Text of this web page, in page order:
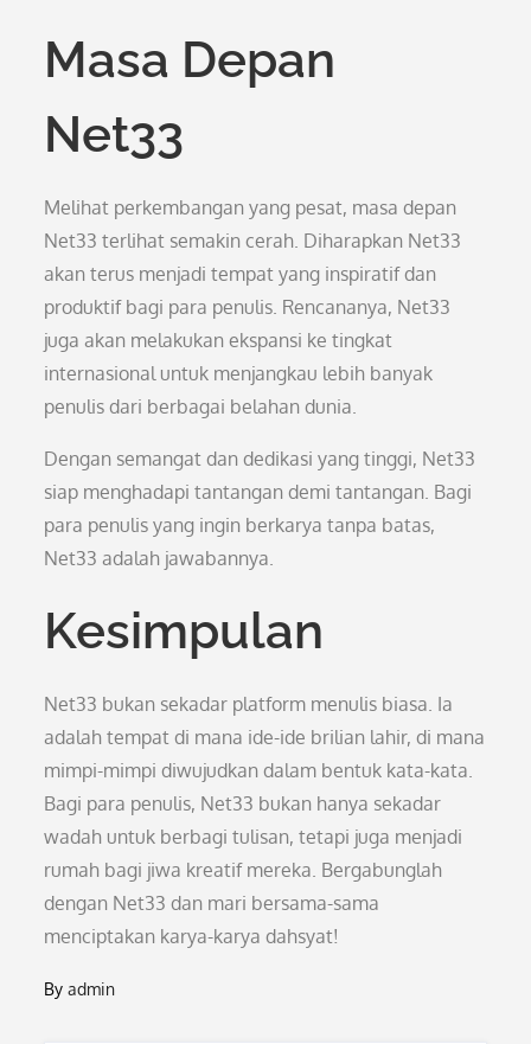
Masa Depan
Net33
Melihat perkembangan yang pesat, masa depan
Net33 terlihat semakin cerah. Diharapkan Net33
akan terus menjadi tempat yang inspiratif dan
produktif bagi para penulis. Rencananya, Net33
juga akan melakukan ekspansi ke tingkat
internasional untuk menjangkau lebih banyak
penulis dari berbagai belahan dunia.
Dengan semangat dan dedikasi yang tinggi, Net33
siap menghadapi tantangan demi tantangan. Bagi
para penulis yang ingin berkarya tanpa batas,
Net33 adalah jawabannya.
Kesimpulan
Net33 bukan sekadar platform menulis biasa. Ia
adalah tempat di mana ide-ide brilian lahir, di mana
mimpi-mimpi diwujudkan dalam bentuk kata-kata.
Bagi para penulis, Net33 bukan hanya sekadar
wadah untuk berbagi tulisan, tetapi juga menjadi
rumah bagi jiwa kreatif mereka. Bergabunglah
dengan Net33 dan mari bersama-sama
menciptakan karya-karya dahsyat!
Byadmin